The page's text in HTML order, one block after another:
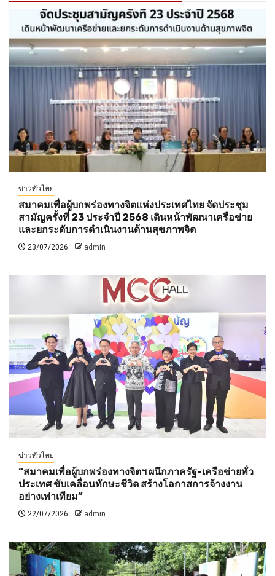
ข่าวทั่วไทย
สมาคมเพื่อผู้บกพร่องทางจิตแห่งประเทศไทย จัดประชุม
สามัญครั้งที่ 23 ประจำปี 2568 เดินหน้าพัฒนาเครือข่าย
และยกระดับการดำเนินงานด้านสุขภาพจิต
23/07/2026 admin
ข่าวทั่วไทย
“สมาคมเพื่อผู้บกพร่องทางจิตฯ ผนึกภาครัฐ-เครือข่ายทั่ว
ประเทศ ขับเคลื่อนทักษะชีวิต สร้างโอกาสการจ้างงาน
อย่างเท่าเทียม”
22/07/2026 admin